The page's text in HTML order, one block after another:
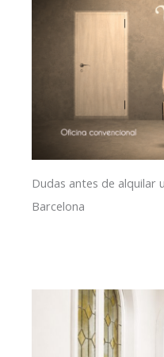
Dudas antes de alquilar
Barcelona